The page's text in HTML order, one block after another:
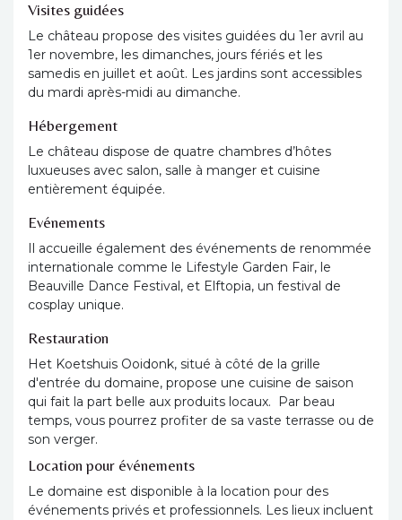
Visites guidées
Le château propose des visites guidées du 1er avril au
1er novembre, les dimanches, jours fériés et les
samedis en juillet et août. Les jardins sont accessibles
du mardi après-midi au dimanche.
Hébergement
Le château dispose de quatre chambres d’hôtes
luxueuses avec salon, salle à manger et cuisine
entièrement équipée.
Evénements
Il accueille également des événements de renommée
internationale comme le Lifestyle Garden Fair, le
Beauville Dance Festival, et Elftopia, un festival de
cosplay unique.
Restauration
Het Koetshuis Ooidonk, situé à côté de la grille
d'entrée du domaine, propose une cuisine de saison
qui fait la part belle aux produits locaux. Par beau
temps, vous pourrez profiter de sa vaste terrasse ou de
son verger.
Location pour événements
Le domaine est disponible à la location pour des
événements privés et professionnels. Les lieux incluent